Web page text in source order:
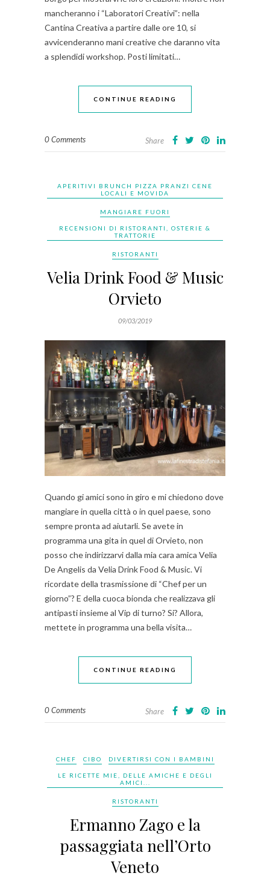
mancheranno i “Laboratori Creativi”: nella
Cantina Creativa a partire dalle ore 10, si
avvicenderanno mani creative che daranno vita
a splendidi workshop. Posti limitati…
CONTINUE READING
0 Comments Share
APERITIVI BRUNCH PIZZA PRANZI CENE
LOCALI E MOVIDA
MANGIARE FUORI
RECENSIONI DI RISTORANTI, OSTERIE &
TRATTORIE
RISTORANTI
Velia Drink Food & Music
Orvieto
09/03/2019
Quando gi amici sono in giro e mi chiedono dove
mangiare in quella città o in quel paese, sono
sempre pronta ad aiutarli. Se avete in
programma una gita in quel di Orvieto, non
posso che indirizzarvi dalla mia cara amica Velia
De Angelis da Velia Drink Food & Music. Vi
ricordate della trasmissione di “Chef per un
giorno”? E della cuoca bionda che realizzava gli
antipasti insieme al Vip di turno? Si? Allora,
mettete in programma una bella visita…
CONTINUE READING
0 Comments Share
CHEF CIBO DIVERTIRSI CON I BAMBINI
LE RICETTE MIE, DELLE AMICHE E DEGLI
AMICI...
RISTORANTI
Ermanno Zago e la
passaggiata nell’Orto
Veneto